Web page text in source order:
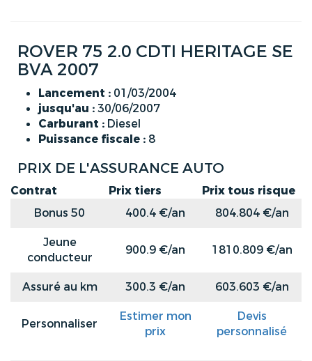
ROVER 75 2.0 CDTI HERITAGE SE
BVA 2007
Lancement : 01/03/2004
jusqu'au :30/06/2007
Carburant : Diesel
Puissance fiscale : 8
PRIX DE L'ASSURANCE AUTO
Contrat Prix tiers
Prix tous risque
Bonus 50
400.4 €/an
804.804 €/an
Jeune
conducteur
900.9 €/an 1810.809 €/an
Assuré au km 300.3 €/an 603.603 €/an
Personnaliser
Estimer mon
prix
Devis
personnalisé